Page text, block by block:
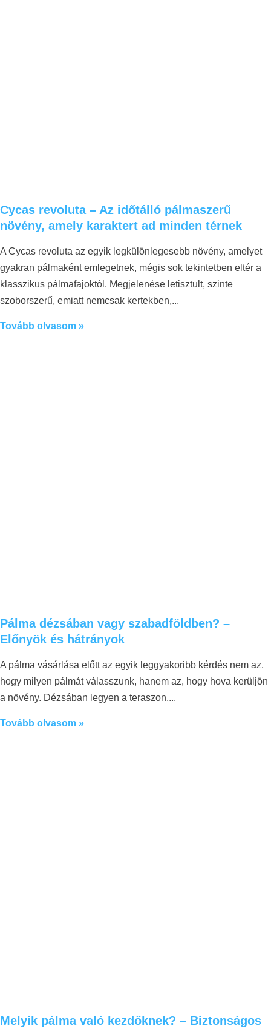
Cycas revoluta – Az időtálló pálmaszerű
növény, amely karaktert ad minden térnek
A Cycas revoluta az egyik legkülönlegesebb növény, amelyet
gyakran pálmaként emlegetnek, mégis sok tekintetben eltér a
klasszikus pálmafajoktól. Megjelenése letisztult, szinte
szoborszerű, emiatt nemcsak kertekben,
Tovább olvasom »
Pálma dézsában vagy szabadföldben? –
Előnyök és hátrányok
A pálma vásárlása előtt az egyik leggyakoribb kérdés nem az,
hogy milyen pálmát válasszunk, hanem az, hogy hova kerüljön
a növény. Dézsában legyen a teraszon,
Tovább olvasom »
Melyik pálma való kezdőknek? – Biztonságos